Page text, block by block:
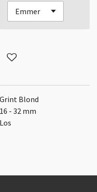
Grint Blond
16 - 32 mm
Los